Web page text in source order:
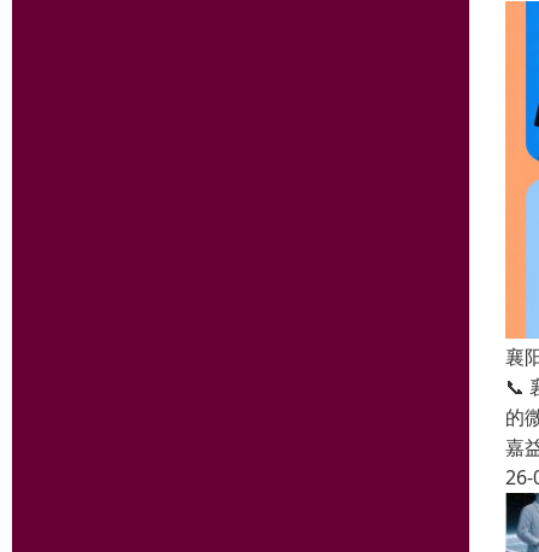
襄
📞
的
嘉
26-